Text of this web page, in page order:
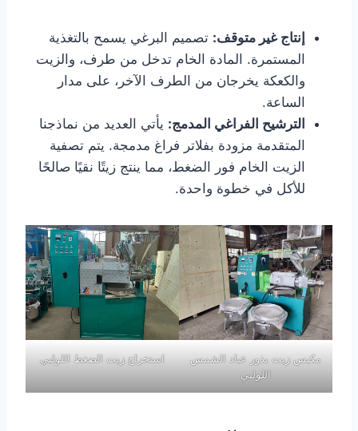
إنتاج غير متوقف: تصميم البرغي يسمح بالتغذية
المستمرة. المادة الخام تدخل من طرف، والزيت
والكعكة يخرجان من الطرف الآخر، على مدار
الساعة.
الترشيح الفراغي المدمج: يأتي العديد من نماذجنا
المتقدمة مزودة بفلاتر فراغ مدمجة. يتم تصفية
الزيت الخام فور الضغط، مما ينتج زيتًا نقيًا صالحًا
للأكل في خطوة واحدة.
مكبس زيت بذور عباد الشمس
اللولبي
استخراج زيت الضغط اللولبي